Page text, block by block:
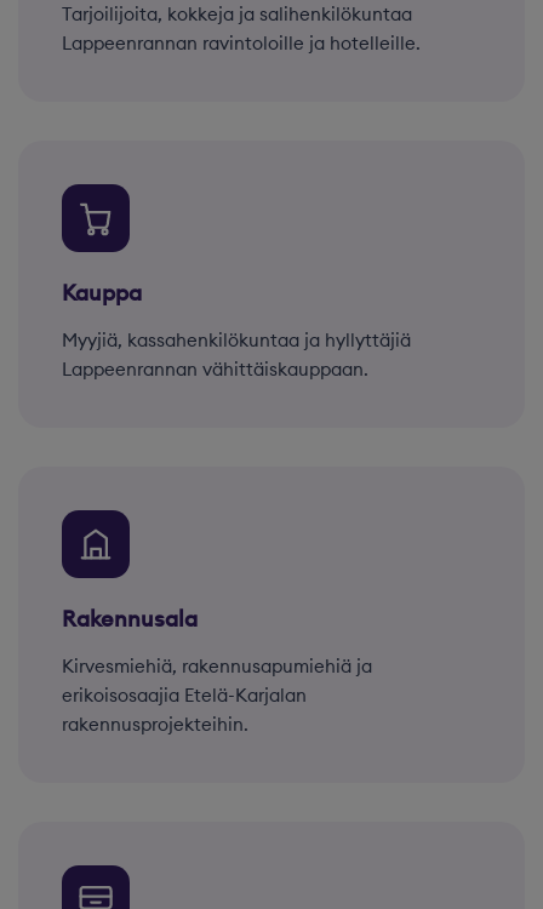
Tarjoilijoita, kokkeja ja salihenkilökuntaa
Lappeenrannan ravintoloille ja hotelleille.
Kauppa
Myyjiä, kassahenkilökuntaa ja hyllyttäjiä
Lappeenrannan vähittäiskauppaan.
Rakennusala
Kirvesmiehiä, rakennusapumiehiä ja
erikoisosaajia Etelä-Karjalan
rakennusprojekteihin.